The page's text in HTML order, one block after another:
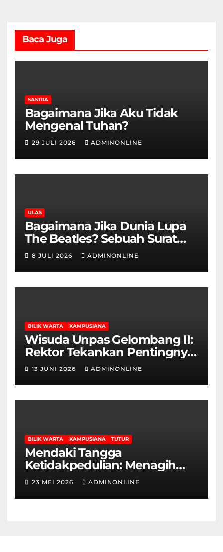
Baca Juga
SASTRA
Bagaimana Jika Aku Tidak
Mengenal Tuhan?
29 JULI 2026 ADMINONLINE
ULAS
Bagaimana Jika Dunia Lupa
The Beatles? Sebuah Surat
Cinta dan Kritik
8 JULI 2026 ADMINONLINE
BILIK WARTA KAMPUSIANA
Wisuda Unpas Gelombang II:
Rektor Tekankan Pentingnya
Sertifikasi Keahlian
13 JUNI 2026 ADMINONLINE
BILIK WARTA KAMPUSIANA TUTUR
Mendaki Tangga
Ketidakpedulian: Menagih
Hak Disabilitas yang
Terpasung di Selasar Kampus
23 MEI 2026 ADMINONLINE